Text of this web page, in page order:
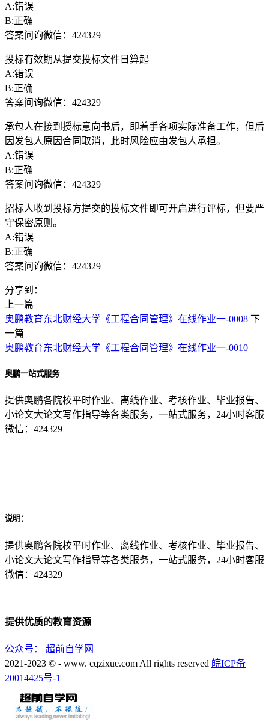
A:错误
B:正确
答案问询微信：424329
投标有效期从提交投标文件日算起
A:错误
B:正确
答案问询微信：424329
承包人在接到授标意向书后，即着手各项实际准备工作，但后
因发包人原因合同取消，此时风险应由发包人承担。
A:错误
B:正确
答案问询微信：424329
招标人收到投标方提交的投标文件即可开启进行评标，但要严
守保密原则。
A:错误
B:正确
答案问询微信：424329
分享到：
上一篇
奥鹏教育东北财经大学《工程合同管理》在线作业一-0008 下
一篇
奥鹏教育东北财经大学《工程合同管理》在线作业一-0010
奥鹏一站式服务
提供奥鹏各院校平时作业、离线作业、考核作业、毕业报告、
小论文大论文写作指导等各类服务，一站式服务，24小时客服
微信：424329
说明：
提供奥鹏各院校平时作业、离线作业、考核作业、毕业报告、
小论文大论文写作指导等各类服务，一站式服务，24小时客服
微信：424329
提供优质的教育资源
公众号：
超前自学网
2021-2023 © - www. cqzixue.com All rights reserved 皖ICP备
20014425号-1